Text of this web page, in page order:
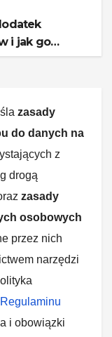
i jak go
zasady
do danych na
z
drogą
zasady
osobowych
przez nich
narzędzi
Regulaminu
i obowiązki